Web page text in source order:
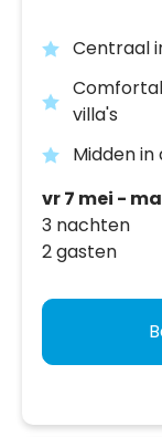
Centraal
villa's
Midden in
vr 7 mei -
3 nachten
2 gasten